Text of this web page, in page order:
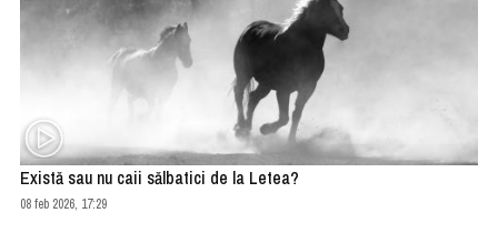
Există sau nu caii sălbatici de la Letea?
08 feb 2026, 17:29